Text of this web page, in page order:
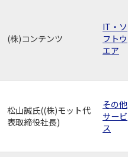
(株)コンテンツ
IT・ソ
フトウ
エア
松山誠氏((株)モット代
表取締役社長)
その他
サービ
ス